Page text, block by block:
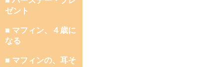
ゼント
■ マフィン、４歳に
なる
■ マフィンの、耳そ